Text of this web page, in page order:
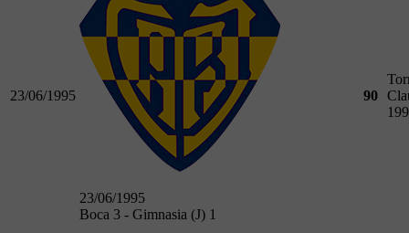
23/06/1995
23/06/1995
Boca 3 - Gimnasia (J) 1
90